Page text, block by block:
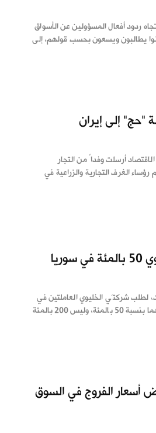
ردود أفعال المسؤولين عن الأسواق
يطالبون ويسعون بحسب قولهم، إلى
"حج" إلى إيران
أرسلت وفداً من التجار
الغرف التجارية والزراعية في
لطلب شركتَي الخليوي العاملتين في
مناطق النظام، برفع أسعار خدماتهما بنسبة 50 بالمئة، وليس 200 بالمئة
أسعار الفروج في السوق